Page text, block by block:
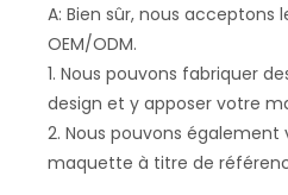
A: Bien sûr, nous acceptons
OEM/ODM.
1. Nous pouvons fabriquer
design et y apposer votre
2. Nous pouvons également
maquette à titre de